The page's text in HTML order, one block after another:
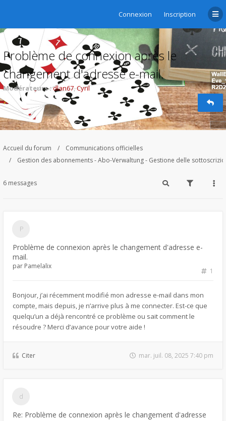
Connexion Inscription
Problème de connexion après le
changement d'adresse e-mail.
Modérateurs :dlan67,Cyril
Accueil du forum
Communications officielles
Gestion des abonnements - Abo-Verwaltung - Gestione delle
6 messages
Problème de connexion après le changement d'adresse e-
mail.
1
par Pamelalix
Bonjour, j’ai récemment modifié mon adresse e-mail dans mon
compte, mais depuis, je n’arrive plus à me connecter. Est-ce que
quelqu’un a déjà rencontré ce problème ou sait comment le
résoudre ? Merci d’avance pour votre aide !
Citer mar. juil. 08, 2025 7:40 pm
Re: Problème de connexion après le changement d'adresse